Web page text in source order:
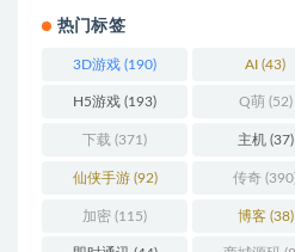
热门标签
3D游戏 (190) AI (43)
H5游戏 (193) Q萌 (52)
下载 (371) 主机(37)
仙侠手游(92) 传奇
加密 (115) 博客(38)